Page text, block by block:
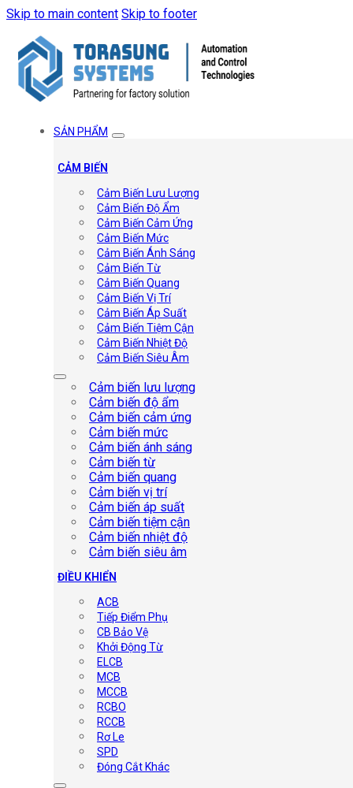
Skip to main content Skip to footer
SẢN PHẨM
CẢM BIẾN
Cảm Biến Lưu Lượng
Cảm Biến Độ Ẩm
Cảm Biến Cảm Ứng
Cảm Biến Mức
Cảm Biến Ánh Sáng
Cảm Biến Từ
Cảm Biến Quang
Cảm Biến Vị Trí
Cảm Biến Áp Suất
Cảm Biến Tiệm Cận
Cảm Biến Nhiệt Độ
Cảm Biến Siêu Âm
Cảm biến lưu lượng
Cảm biến độ ẩm
Cảm biến cảm ứng
Cảm biến mức
Cảm biến ánh sáng
Cảm biến từ
Cảm biến quang
Cảm biến vị trí
Cảm biến áp suất
Cảm biến tiệm cận
Cảm biến nhiệt độ
Cảm biến siêu âm
ĐIỀU KHIỂN
ACB
Tiếp Điểm Phụ
CB Bảo Vệ
Khởi Động Từ
ELCB
MCB
MCCB
RCBO
RCCB
Rơ Le
SPD
Đóng Cắt Khác